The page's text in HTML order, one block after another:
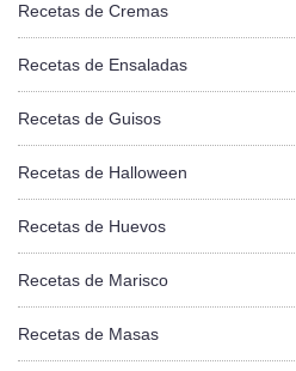
Recetas de Cremas
Recetas de Ensaladas
Recetas de Guisos
Recetas de Halloween
Recetas de Huevos
Recetas de Marisco
Recetas de Masas